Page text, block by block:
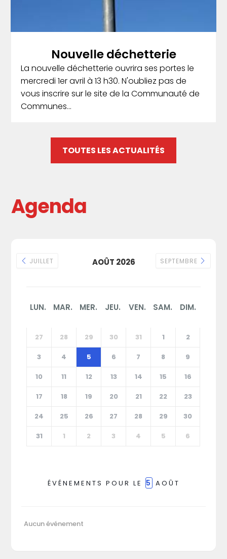
Nouvelle déchetterie
La nouvelle déchetterie ouvrira ses portes le
mercredi 1er avril à 13 h30. N'oubliez pas de
vous inscrire sur le site de la Communauté de
Communes...
TOUTES LES ACTUALITÉS
Agenda
JUILLET AOÛT 2026 SEPTEMBRE
LUN. MAR. MER. JEU. VEN. SAM. DIM.
27 28 29 30 31 1 2
3 4 5 6 7 8 9
10 11 12 13 14 15 16
17 18 19 20 21 22 23
24 25 26 27 28 29 30
31 1 2 3 4 5 6
ÉVÉNEMENTS POUR LE 5 AOÛT
Aucun événement